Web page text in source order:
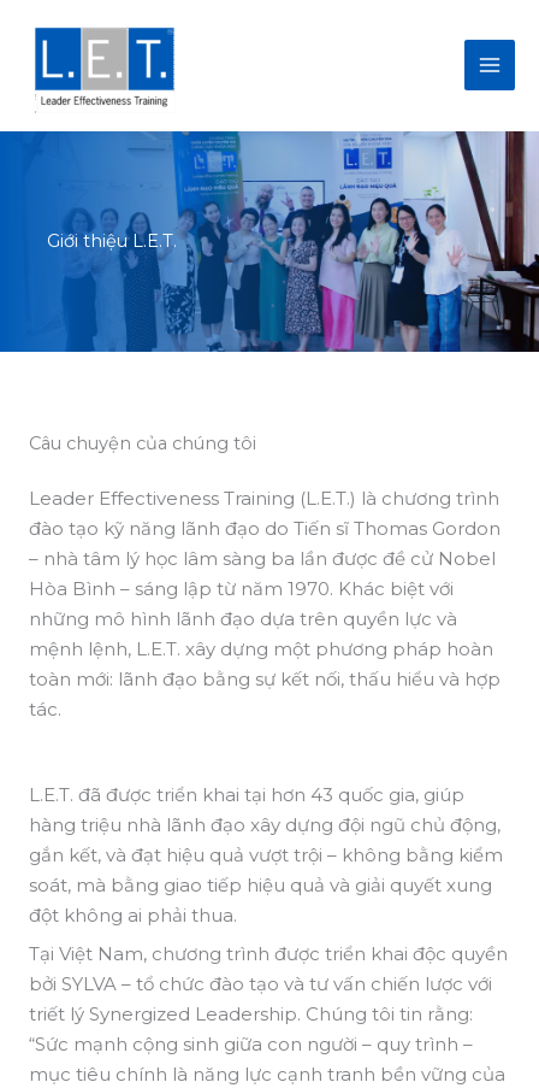
dung
Giới thiệu L.E.T.
Câu chuyện của chúng tôi
Leader Effectiveness Training (L.E.T.) là chương trình
đào tạo kỹ năng lãnh đạo do Tiến sĩ Thomas Gordon
– nhà tâm lý học lâm sàng ba lần được đề cử Nobel
Hòa Bình – sáng lập từ năm 1970. Khác biệt với
những mô hình lãnh đạo dựa trên quyền lực và
mệnh lệnh, L.E.T. xây dựng một phương pháp hoàn
toàn mới: lãnh đạo bằng sự kết nối, thấu hiểu và hợp
tác.
L.E.T. đã được triển khai tại hơn 43 quốc gia, giúp
hàng triệu nhà lãnh đạo xây dựng đội ngũ chủ động,
gắn kết, và đạt hiệu quả vượt trội – không bằng kiểm
soát, mà bằng giao tiếp hiệu quả và giải quyết xung
đột không ai phải thua.
Tại Việt Nam, chương trình được triển khai độc quyền
bởi SYLVA – tổ chức đào tạo và tư vấn chiến lược với
triết lý Synergized Leadership. Chúng tôi tin rằng:
“Sức mạnh cộng sinh giữa con người – quy trình –
mục tiêu chính là năng lực cạnh tranh bền vững của